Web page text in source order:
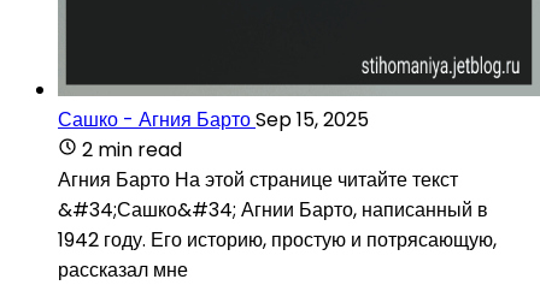
Сашко - Агния БартоSep 15, 2025
2 min read
Агния Барто На этой странице читайте текст
&#34;Сашко&#34; Агнии Барто, написанный в
1942 году. Его историю, простую и потрясающую,
рассказал мне